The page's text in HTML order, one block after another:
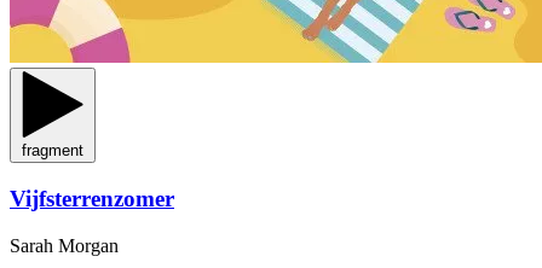
fragment
Vijfsterrenzomer
Sarah Morgan